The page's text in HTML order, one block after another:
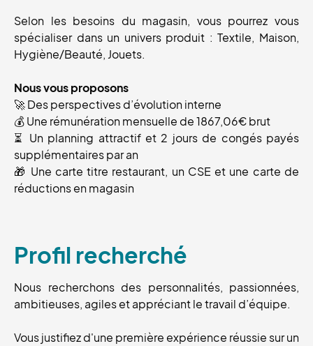
Selon les besoins du magasin, vous pourrez vous
spécialiser dans un univers produit : Textile, Maison,
Hygiène/Beauté, Jouets.
Nous vous proposons
🚀 Des perspectives d’évolution interne
💰 Une rémunération mensuelle de 1867,06€ brut
⏳ Un planning attractif et 2 jours de congés payés
supplémentaires par an
🎁 Une carte titre restaurant, un CSE et une carte de
réductions en magasin
Profil recherché
Nous recherchons des personnalités, passionnées,
ambitieuses, agiles et appréciant le travail d’équipe.
Vous justifiez d'une première expérience réussie sur un